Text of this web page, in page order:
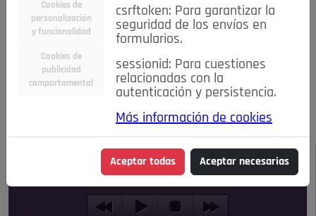
#TePrestoMisOjos Caridad
Ciencia&Tecnología
Economía
Entretenimiento
Estilo de Vida
Internacional
Madrid Opinión IN
Pozuelo de Alarcón
Salud 🔴 En Directo
NOTICIAS
Escucha el audio de esta noticia:
Cookies de
personalización
y funcionalidad
Cookies de
publicidad
comportamental
csrftoken: Para garantizar la
seguridad de los envíos en
formularios.
sessionid: Para cuestiones
relacionadas con la
autenticación y persistencia.
Más información de cookies
Aceptar todas Aceptar necesarias